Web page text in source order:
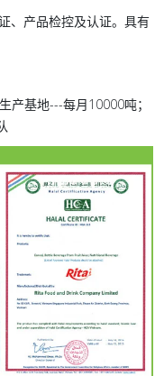
、产品检控及认证。具有
产基地---每月10000吨；